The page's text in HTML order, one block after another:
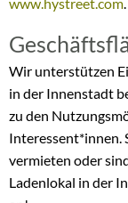
Wir unterstützen
in der Innenstadt
zu den
Interessent*innen.
vermieten oder
Ladenlokal in der